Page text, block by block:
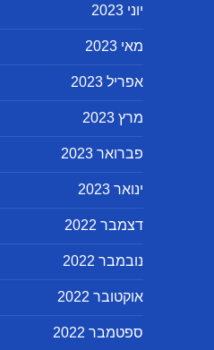
יוני 2023
מאי 2023
אפריל 2023
מרץ 2023
פברואר 2023
ינואר 2023
דצמבר 2022
נובמבר 2022
אוקטובר 2022
ספטמבר 2022